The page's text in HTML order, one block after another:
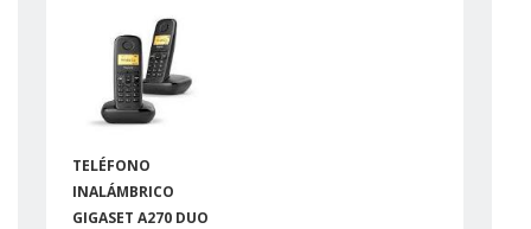
TELÉFONO
INALÁMBRICO
GIGASET A270 DUO